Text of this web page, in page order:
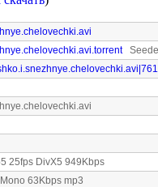
25fps DivX5 949Kbps
63Kbps mp3